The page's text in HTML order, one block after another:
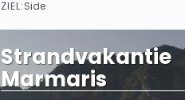
ZIEL:Side
Strandvakantie
Marmaris